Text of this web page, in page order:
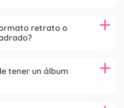
retrato o
tener un álbum